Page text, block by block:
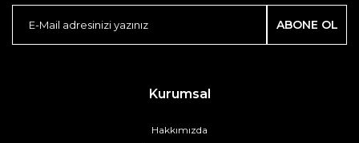
ABONE OL
Kurumsal
Hakkımızda